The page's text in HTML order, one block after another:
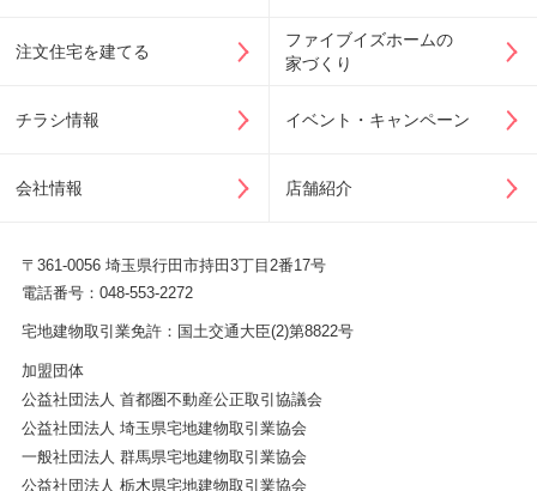
注文住宅を建てる
ファイブイズホームの
家づくり
チラシ情報 イベント・キャンペーン
会社情報 店舗紹介
〒361-0056 埼玉県行田市持田3丁目2番17号
電話番号：048-553-2272
宅地建物取引業免許：国土交通大臣(2)第8822号
加盟団体
公益社団法人 首都圏不動産公正取引協議会
公益社団法人 埼玉県宅地建物取引業協会
一般社団法人 群馬県宅地建物取引業協会
公益社団法人 栃木県宅地建物取引業協会